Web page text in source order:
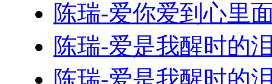
陈瑞-爱你爱到心里
陈瑞-爱是我醒时的